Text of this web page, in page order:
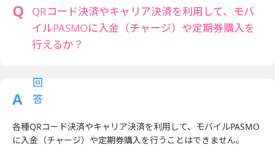
QRコード決済やキャリア決済を利用して、モバ
イルPASMOに入金（チャージ）や定期券購入を
行えるか？
各種QRコード決済やキャリア決済を利用して、モバイルPASMO
に入金（チャージ）や定期券購入を行うことはできません。